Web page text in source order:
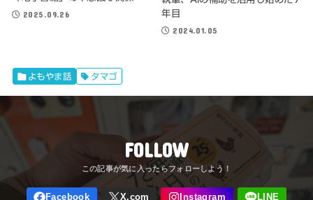
2025.09.26
年目
2024.01.05
よもやま話 タマゴ
FOLLOW